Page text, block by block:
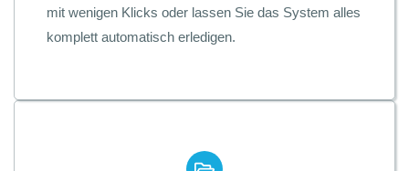
mit wenigen Klicks oder lassen Sie das System alles
komplett automatisch erledigen.